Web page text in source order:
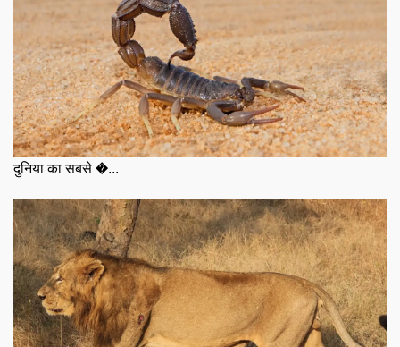
दुनिया का सबसे �...